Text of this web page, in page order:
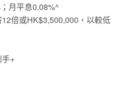
月平息0.08%^
倍或HK$3,500,000，以較低
+